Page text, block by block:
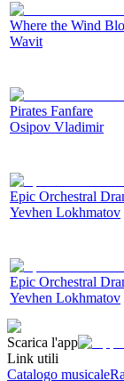
Where the Wind
Wavit
Pirates Fanfare
Osipov Vladimir
Epic Orchestral
Yevhen Lokhmatov
Epic Orchestral
Yevhen Lokhmatov
Scarica l'app
Link utili
Catalogo musicale